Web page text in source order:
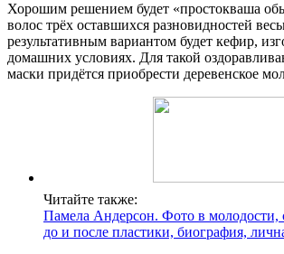
Хорошим решением будет «простокваша
волос трёх оставшихся разновидностей
результативным вариантом будет кефир,
домашних условиях. Для такой
маски придётся приобрести деревенское
Читайте также:
Памела Андерсон. Фото в молодости,
до и после пластики, биография,